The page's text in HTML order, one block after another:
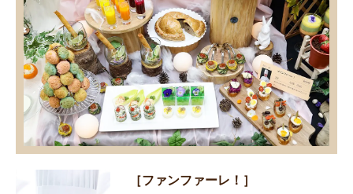
［ファンファーレ！］